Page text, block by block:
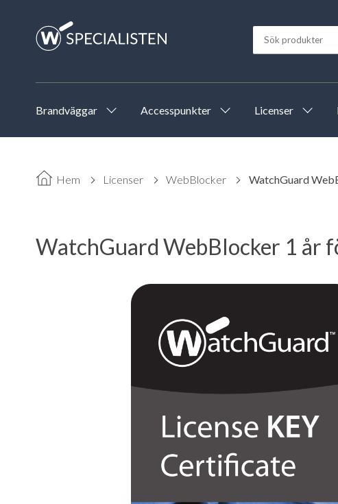
Brandväggar Accesspunkter Licenser
Hem Licenser WebBlocker WatchGuard
WatchGuard WebBlocker 1 år